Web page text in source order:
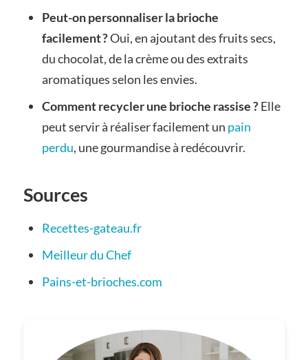
Peut-on personnaliser la brioche
facilement ?Oui, en ajoutant des fruits secs,
du chocolat, de la crème ou des extraits
aromatiques selon les envies.
Comment recycler une brioche rassise ?Elle
peut servir à réaliser facilement un pain
perdu, une gourmandise à redécouvrir.
Sources
Recettes-gateau.fr
Meilleur du Chef
Pains-et-brioches.com